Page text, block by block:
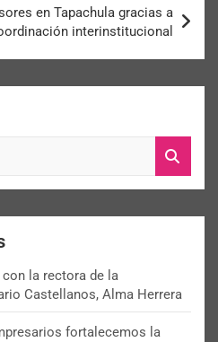
en Tapachula gracias a
interinstitucional
con la rectora de la
Castellanos, Alma Herrera
fortalecemos la